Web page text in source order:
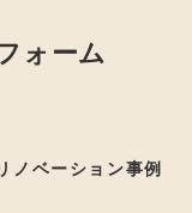
ォーム
ノベーション事例